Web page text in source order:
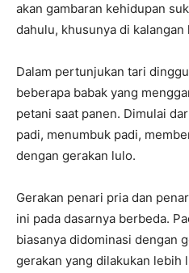
akan gambaran kehidupan
dahulu, khusunya di kalangan
Dalam pertunjukan tari
beberapa babak yang
petani saat panen. Dimulai
padi, menumbuk padi,
dengan gerakan lulo.
Gerakan penari pria dan
ini pada dasarnya berbeda.
biasanya didominasi dengan
gerakan yang dilakukan lebih